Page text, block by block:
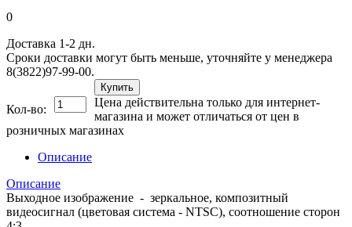
0
Доставка 1-2 дн.
Сроки доставки могут быть меньше, уточняйте у менеджера
8(3822)97-99-00.
Кол-во:
Купить
Цена действительна только для интернет-
магазина и может отличаться от цен в
розничных магазинах
Описание
Описание
Выходное изображение - зеркальное, композитный
видеосигнал (цветовая система - NTSC), соотношение сторон